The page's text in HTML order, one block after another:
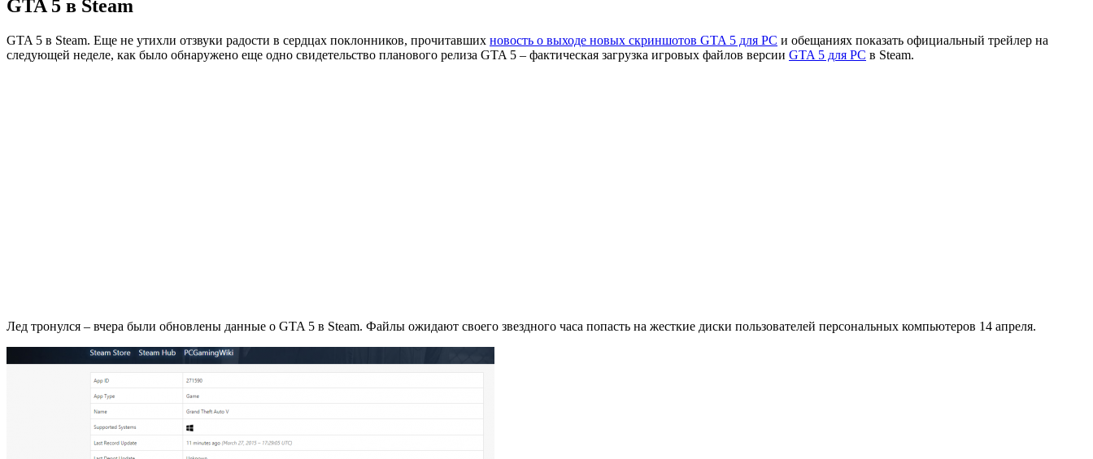
GTA 5 в Steam
GTA 5 в Steam. Еще не утихли отзвуки радости в сердцах поклонников, прочитавших новость о выходе новых скриншотов GTA 5 для PC и обещаниях показать официальный трейлер на
следующей неделе, как было обнаружено еще одно свидетельство планового релиза GTA 5 – фактическая загрузка игровых файлов версии GTA 5 для PC в Steam.
Лед тронулся – вчера были обновлены данные о GTA 5 в Steam. Файлы ожидают своего звездного часа попасть на жесткие диски пользователей персональных компьютеров 14 апреля.